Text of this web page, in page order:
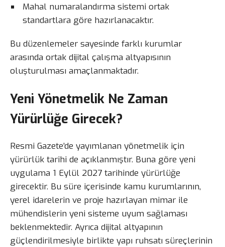
Mahal numaralandırma sistemi ortak
standartlara göre hazırlanacaktır.
Bu düzenlemeler sayesinde farklı kurumlar
arasında ortak dijital çalışma altyapısının
oluşturulması amaçlanmaktadır.
Yeni Yönetmelik Ne Zaman
Yürürlüğe Girecek?
Resmi Gazete’de yayımlanan yönetmelik için
yürürlük tarihi de açıklanmıştır. Buna göre yeni
uygulama 1 Eylül 2027 tarihinde yürürlüğe
girecektir. Bu süre içerisinde kamu kurumlarının,
yerel idarelerin ve proje hazırlayan mimar ile
mühendislerin yeni sisteme uyum sağlaması
beklenmektedir. Ayrıca dijital altyapının
güçlendirilmesiyle birlikte yapı ruhsatı süreçlerinin